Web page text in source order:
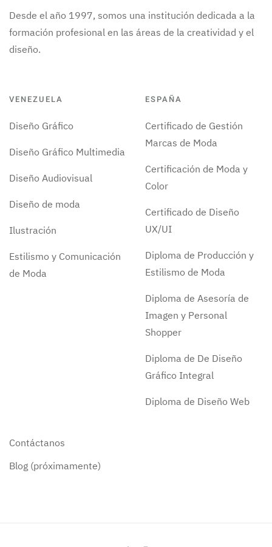
Desde el año 1997, somos una institución dedicada a la
formación profesional en las áreas de la creatividad y el
diseño.
VENEZUELA
Diseño Gráfico
Diseño Gráfico Multimedia
Diseño Audiovisual
Diseño de moda
Ilustración
Estilismo y Comunicación
de Moda
ESPAÑA
Certificado de Gestión
Marcas de Moda
Certificación de Moda y
Color
Certificado de Diseño
UX/UI
Diploma de Producción y
Estilismo de Moda
Diploma de Asesoría de
Imagen y Personal
Shopper
Diploma de De Diseño
Gráfico Integral
Diploma de Diseño Web
Contáctanos
Blog (próximamente)